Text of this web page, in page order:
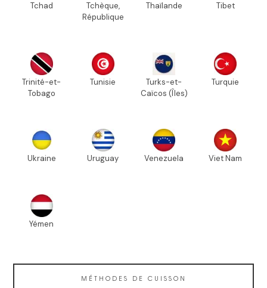
Tchad
Tchèque,
République
Thaïlande Tibet
Trinité-et-
Tobago
Tunisie
Turks-et-
Caïcos (Îles)
Turquie
Ukraine Uruguay Venezuela Viet Nam
Yémen
MÉTHODES DE CUISSON